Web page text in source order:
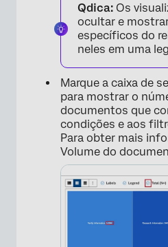
Qdica: Os
ocultar e
específicos do
neles em uma
Marque a caixa de
para mostrar o
documentos que
condições e aos
Para obter mais
Volume do